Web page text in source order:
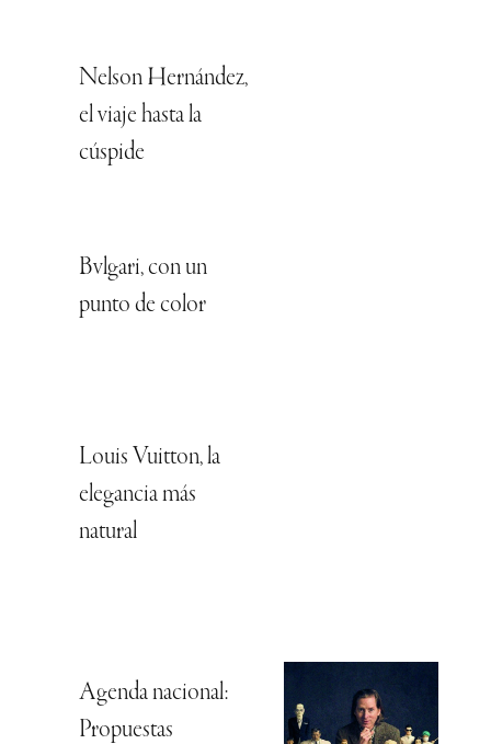
Nelson Hernández,
el viaje hasta la
cúspide
Bvlgari, con un
punto de color
Louis Vuitton, la
elegancia más
natural
Agenda nacional:
Propuestas